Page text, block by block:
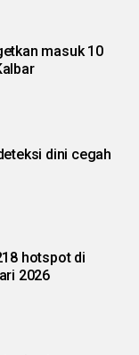
masuk 10
dini cegah
hotspot di
2026